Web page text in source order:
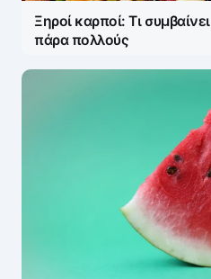
Ξηροί καρποί: Τι
πάρα πολλούς